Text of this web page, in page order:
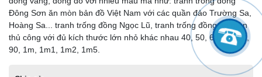
Đông Sơn ăn mòn bản đồ Việt Nam với các quần đảo Trường Sa,
Hoàng Sa... tranh trống đồng Ngọc Lũ, tranh trống đồng ăn mòn
thủ công với đủ kích thước lớn nhỏ khác nhau 40, 50, 60, 70, 80,
90, 1m, 1m1, 1m2, 1m5.